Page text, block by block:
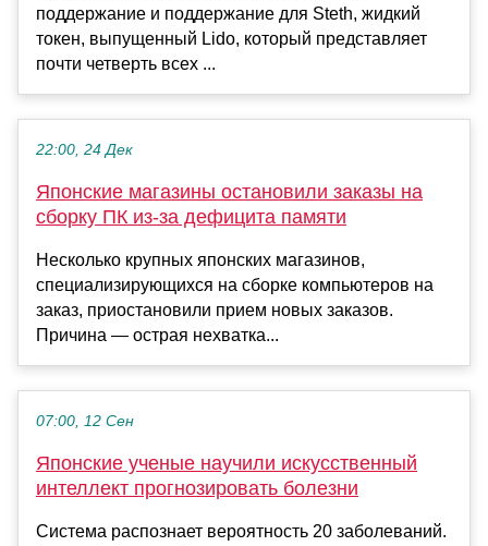
поддержание и поддержание для Steth, жидкий
токен, выпущенный Lido, который представляет
почти четверть всех ...
22:00, 24 Дек
Японские магазины остановили заказы на
сборку ПК из-за дефицита памяти
Несколько крупных японских магазинов,
специализирующихся на сборке компьютеров на
заказ, приостановили прием новых заказов.
Причина — острая нехватка...
07:00, 12 Сен
Японские ученые научили искусственный
интеллект прогнозировать болезни
Система распознает вероятность 20 заболеваний.